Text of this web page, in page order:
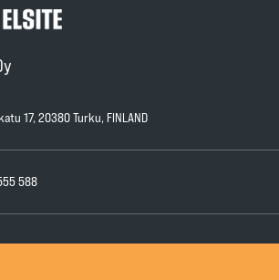
17, 20380 Turku, FINLAND
588